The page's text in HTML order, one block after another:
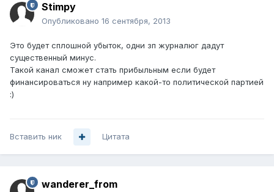
Stimpy
Опубликовано 16 сентября, 2013
Это будет сплошной убыток, одни зп журналюг дадут
существенный минус.
Такой канал сможет стать прибыльным если будет
финансироваться ну например какой-то политической партией
:)
Вставить ник Цитата
wanderer_from